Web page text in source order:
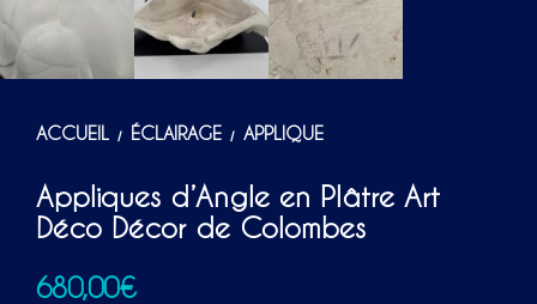
ACCUEIL / ÉCLAIRAGE / APPLIQUE
Appliques d’Angle en Plâtre Art
Déco Décor de Colombes
680,00€